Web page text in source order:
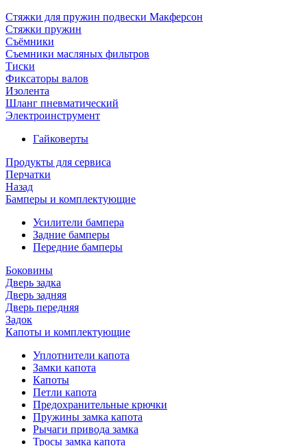
Стяжки для пружин подвески Макферсон
Стяжки пружин
Съёмники
Съемники масляных фильтров
Тиски
Фиксаторы валов
Изолента
Шланг пневматический
Электроинструмент
Гайковерты
Продукты для сервиса
Перчатки
Назад
Бамперы и комплектующие
Усилители бампера
Задние бамперы
Передние бамперы
Боковины
Дверь задка
Дверь задняя
Дверь передняя
Задок
Капоты и комплектующие
Уплотнители капота
Замки капота
Капоты
Петли капота
Предохранительные крючки
Пружины замка капота
Рычаги привода замка
Тросы замка капота